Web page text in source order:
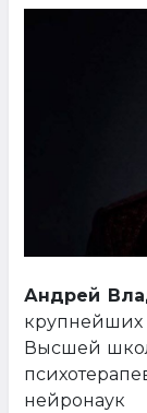
Андрей
Высшей